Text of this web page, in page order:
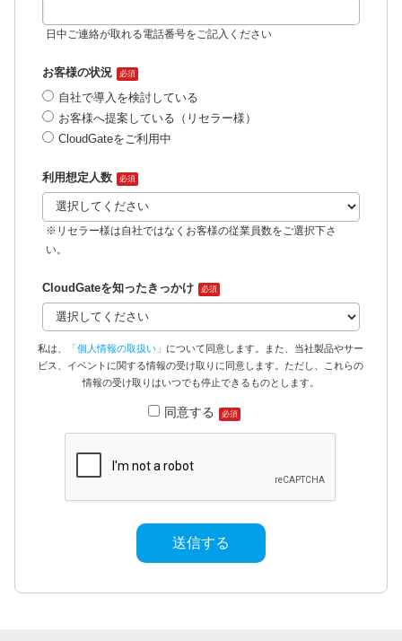
日中ご連絡が取れる電話番号をご記入ください
お客様の状況 必須
自社で導入を検討している
お客様へ提案している（リセラー様）
CloudGateをご利用中
利用想定人数 必須
※リセラー様は自社ではなくお客様の従業員数をご選択下さ
い。
CloudGateを知ったきっかけ 必須
私は、 「個人情報の取扱い」 について同意します。また、当社製品やサー
ビス、イベントに関する情報の受け取りに同意します。ただし、これらの
情報の受け取りはいつでも停止できるものとします。
同意する 必須